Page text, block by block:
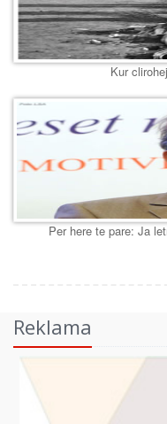
Kur
Per here te pare: Ja
Reklama